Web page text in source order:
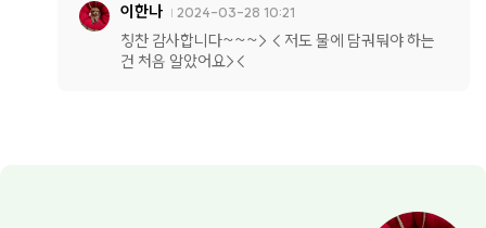
이한나 2024-03-28 10:21
칭찬 감사합니다~~~> < 저도 물에 담궈둬야 하는
건 처음 알았어요><